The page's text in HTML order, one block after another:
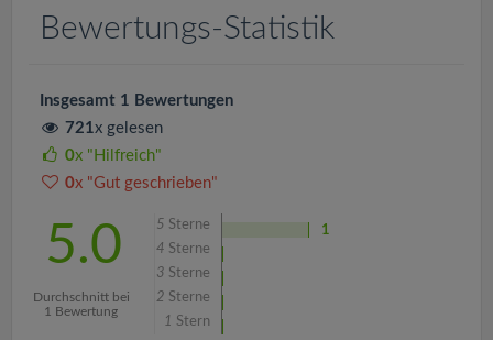
Bewertungs-Statistik
Insgesamt 1 Bewertungen
721x gelesen
0x "Hilfreich"
0x "Gut geschrieben"
5.0
Durchschnitt bei
1 Bewertung
5 Sterne
1
4 Sterne
3 Sterne
2 Sterne
1 Stern
a
t
i